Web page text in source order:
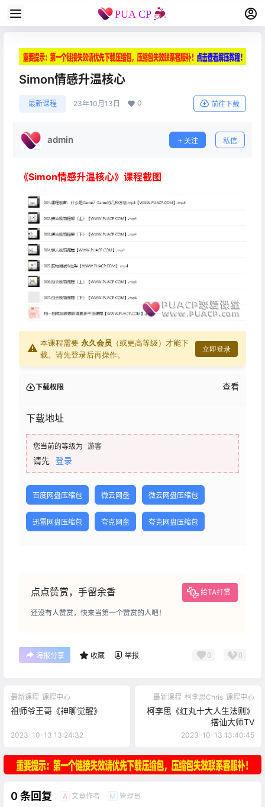
Simon情感升温核心
最新课程 23年10月13日 0 前往下载
admin 关注 私信
《Simon情感升温核心》课程截图
⚠ 本课程需要 永久会员 （或更高等级）才能下
载。请先登录后再操作。
立即登录
下载权限 查看
下载地址
您当前的等级为 游客
请先 登录
百度网盘压缩包 微云网盘 微云网盘压缩包
迅雷网盘压缩包 夸克网盘 夸克网盘压缩包
点点赞赏，手留余香 给TA打赏
还没有人赞赏，快来当第一个赞赏的人吧！
海报分享 收藏 举报 0 0
最新课程 课程中心
祖师爷王哥《神聊觉醒》
2023-10-13 13:24:32
最新课程 柯李思Chris 课程中心
柯李思《红丸十大人生法则》
搭讪大师TV
2023-10-13 13:40:45
0 条回复 A 文章作者 M 管理员